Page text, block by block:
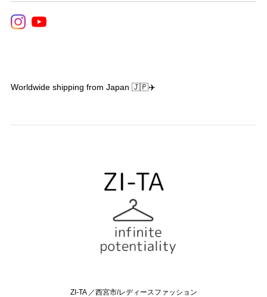
Worldwide shipping from Japan 🇯🇵✈️
ZI-TA ／西宮市/レディースファッション